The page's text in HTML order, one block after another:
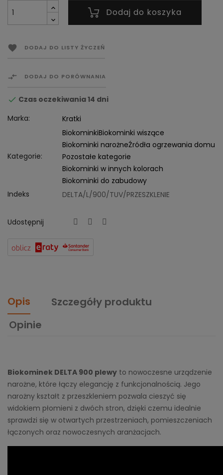
Dodaj do koszyka
 DODAJ DO LISTY ŻYCZEŃ
 DODAJ DO PORÓWNANIA
 Czas oczekiwania 14 dni
Marka:
Kratki
Kategorie:
BiokominkiBiokominki wiszące
Biokominki narożneŹródła ogrzewania domu
Pozostałe kategorie
Biokominki w innych kolorach
Biokominki do zabudowy
Indeks
DELTA/L/900/TUV/PRZESZKLENIE
Udostępnij
Opis
Szczegóły produktu
Opinie
Biokominek DELTA 900 plewy to nowoczesne urządzenie
narożne, które łączy elegancję z funkcjonalnością. Jego
narożny kształt z przeszkleniem pozwala cieszyć się
widokiem płomieni z dwóch stron, dzięki czemu idealnie
sprawdzi się w otwartych przestrzeniach, pomieszczeniach
łączonych oraz nowoczesnych aranżacjach.